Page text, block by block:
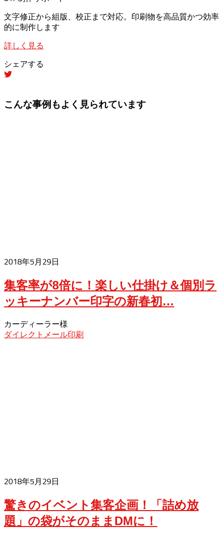
文字修正から組版、校正まで対応。印刷物を高品質かつ効率
的に制作します
詳しく見る
シェアする
こんな事例もよく見られています
2018年5月29日
集客率が8倍に！楽しい仕掛け＆個別ラ
ッキーナンバー印字の新春初…
カーディーラー様
ダイレクトメール印刷
2018年5月29日
驚きのイベント集客企画！「詰め放
題」の袋がそのままDMに！